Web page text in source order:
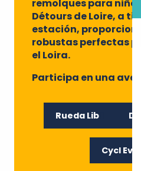
remolques para niños.
Détours de Loire, a
estación,
robustas perfectas
el Loira.
Participa en una
Rueda Lib
Cycl